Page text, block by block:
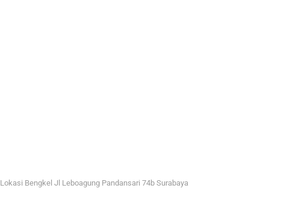
Lokasi Bengkel Jl Leboagung Pandansari 74b Surabaya